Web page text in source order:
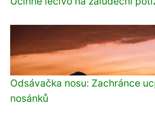
Odsávačka nosu: Zachránce
nosánků